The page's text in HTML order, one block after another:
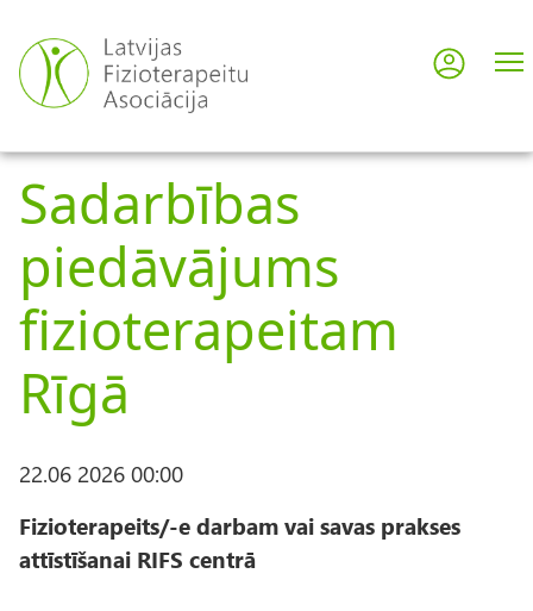
uz
galveno
saturu
User
Sadarbības
piedāvājums
fizioterapeitam
Rīgā
22.06 2026 00:00
Fizioterapeits/-e darbam vai savas prakses
attīstīšanai RIFS centrā